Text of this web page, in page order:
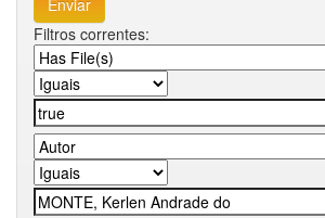
Filtros correntes: